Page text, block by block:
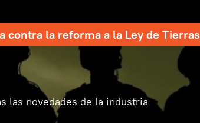
contra la reforma a la Ley de Tierras
las novedades de la industria